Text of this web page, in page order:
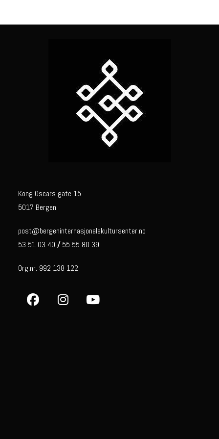
Kong Oscars gate 15
5017 Bergen
post@bergeninternasjonalekultursenter.no
53 51 03 40 / 55 55 80 39
Org.nr. 992 138 122